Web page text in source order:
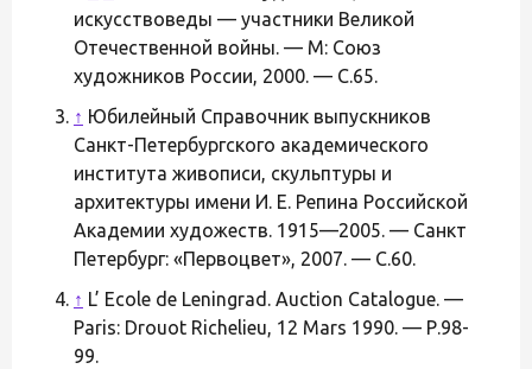
искусствоведы — участники Великой
Отечественной войны. — М: Союз
художников России, 2000. — С.65.
↑ Юбилейный Справочник выпускников
Санкт-Петербургского академического
института живописи, скульптуры и
архитектуры имени И. Е. Репина Российской
Академии художеств. 1915—2005. — Санкт
Петербург: «Первоцвет», 2007. — С.60.
↑ L’ Ecole de Leningrad. Auction Catalogue. —
Paris: Drouot Richelieu, 12 Mars 1990. — Р.98-
99.